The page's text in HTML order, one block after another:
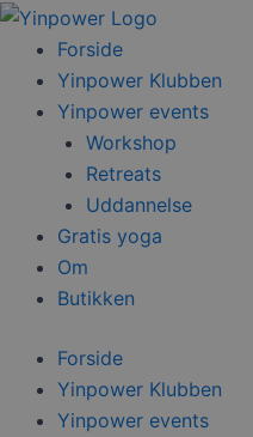
Gå
indholdet
Forside
Yinpower Klubben
Yinpower events
Workshop
Retreats
Uddannelse
Gratis yoga
Om
Butikken
Forside
Yinpower Klubben
Yinpower events